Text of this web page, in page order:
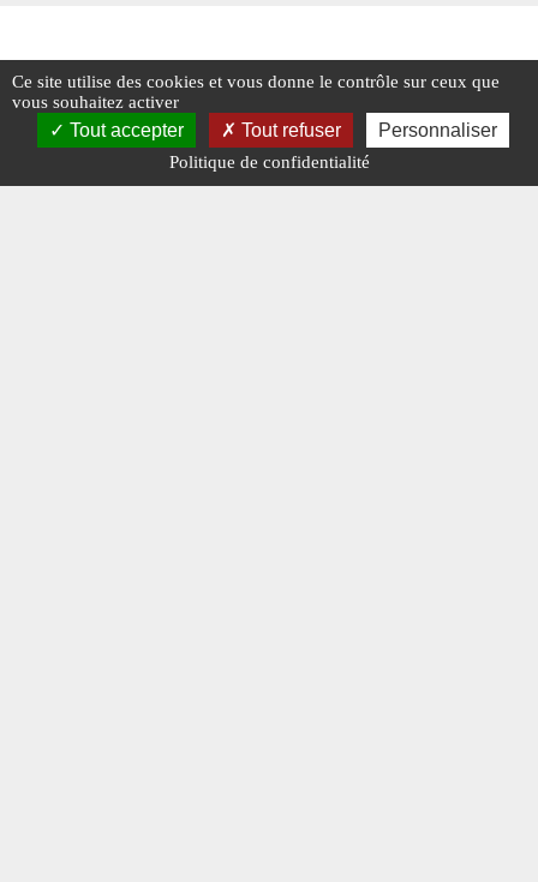
Ce site utilise des cookies et vous donne le contrôle sur ceux que
vous souhaitez activer
Tout accepter Tout refuser Personnaliser
Politique de confidentialité